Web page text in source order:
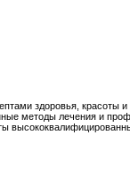
здоровья, красоты и
методы лечения и